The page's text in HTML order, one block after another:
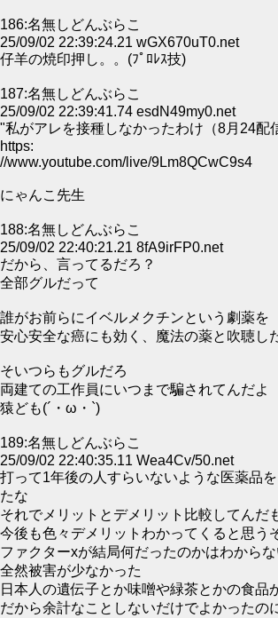
186:名無しどんぶらこ
25/09/02 22:39:24.21 wGX670uT0.net
仔羊の焼印押し。。(ﾌﾟﾛﾚｽ技)
187:名無しどんぶらこ
25/09/02 22:39:41.74 esdN49my0.net
"私がアレを接種しなかったわけ（8月24配
https:
//www.youtube.com/live/9Lm8QCwC9s4
にゃんこ先生
188:名無しどんぶらこ
25/09/02 22:40:21.21 8fA9irFP0.net
だから、言ってるだろ？
全部グルだって
誰がお前らにイベルメクチンという劇薬を
安心安全な癌にも効く、魔法の薬と吹聴し
そいつらもグルだろ
両建ての工作員にいつまで騙されてんだよ
猿ども(´・ω・`)
189:名無しどんぶらこ
25/09/02 22:40:35.11 Wea4Cv/50.net
打って1年後の人すらいないような医薬品
たな
それでメリットとデメリット比較してんだ
今後も色々デメリットわかってくると思う
ファクターxが結局何だったのかはわから
全然被害が少なかった
日本人の遺伝子とか味噌や緑茶とかの食品
だから余計なことしないだけでよかったの